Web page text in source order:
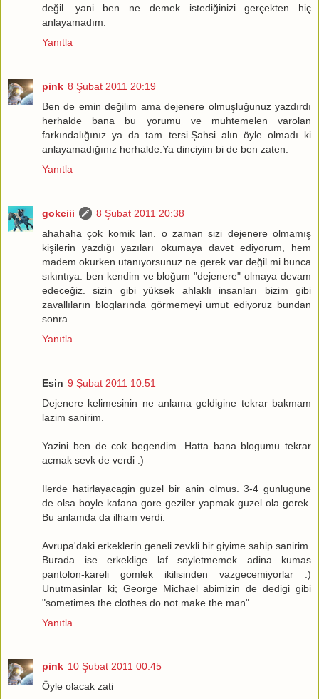
değil. yani ben ne demek istediğinizi gerçekten hiç
anlayamadım.
Yanıtla
pink 8 Şubat 2011 20:19
Ben de emin değilim ama dejenere olmuşluğunuz yazdırdı
herhalde bana bu yorumu ve muhtemelen varolan
farkındalığınız ya da tam tersi.Şahsi alın öyle olmadı ki
anlayamadığınız herhalde.Ya dinciyim bi de ben zaten.
Yanıtla
gokciii
8 Şubat 2011 20:38
ahahaha çok komik lan. o zaman sizi dejenere olmamış
kişilerin yazdığı yazıları okumaya davet ediyorum, hem
madem okurken utanıyorsunuz ne gerek var değil mi bunca
sıkıntıya. ben kendim ve bloğum "dejenere" olmaya devam
edeceğiz. sizin gibi yüksek ahlaklı insanları bizim gibi
zavallıların bloglarında görmemeyi umut ediyoruz bundan
sonra.
Yanıtla
Esin 9 Şubat 2011 10:51
Dejenere kelimesinin ne anlama geldigine tekrar bakmam
lazim sanirim.
Yazini ben de cok begendim. Hatta bana blogumu tekrar
acmak sevk de verdi :)
Ilerde hatirlayacagin guzel bir anin olmus. 3-4 gunlugune
de olsa boyle kafana gore geziler yapmak guzel ola gerek.
Bu anlamda da ilham verdi.
Avrupa'daki erkeklerin geneli zevkli bir giyime sahip sanirim.
Burada ise erkeklige laf soyletmemek adina kumas
pantolon-kareli gomlek ikilisinden vazgecemiyorlar :)
Unutmasinlar ki; George Michael abimizin de dedigi gibi
"sometimes the clothes do not make the man"
Yanıtla
pink 10 Şubat 2011 00:45
Öyle olacak zati